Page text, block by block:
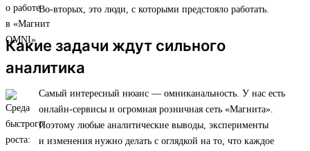
Во-вторых, это люди, с которыми предстояло работать.
Какие задачи ждут сильного
аналитика
Самый интересный нюанс — омниканальность. У нас есть
онлайн-сервисы и огромная розничная сеть «Магнита».
Поэтому любые аналитические выводы, эксперименты
и изменения нужно делать с оглядкой на то, что каждое